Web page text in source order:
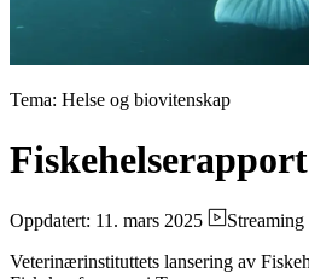
Tema: Helse og biovitenskap
Oppdatert: 11. mars 2025
Streaming
Veterinærinstituttets lansering av